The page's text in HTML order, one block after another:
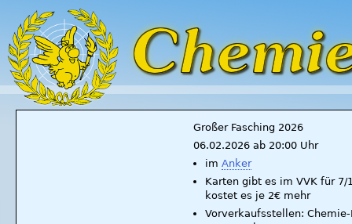
Großer Fasching 2026
06.02.2026 ab 20:00 Uhr
im Anker
Karten gibt es im VVK für 7/
kostet es je 2€ mehr
Vorverkaufsstellen: